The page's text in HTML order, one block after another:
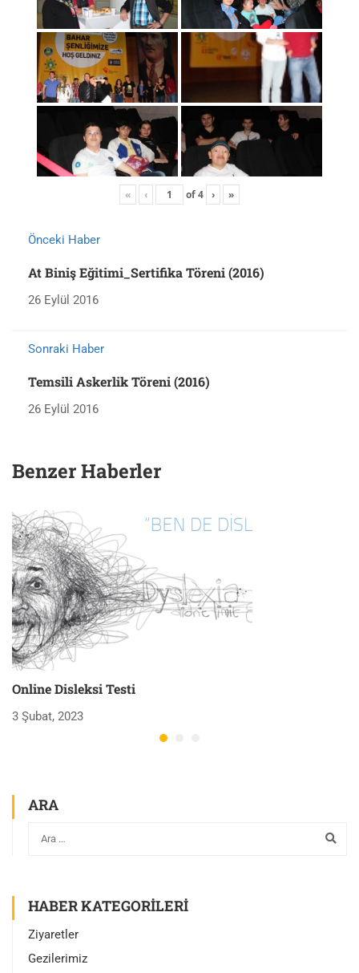
« ‹ of4 › »
Önceki Haber
At Biniş Eğitimi_Sertifika Töreni (2016)
26 Eylül 2016
Sonraki Haber
Temsili Askerlik Töreni (2016)
26 Eylül 2016
Benzer Haberler
Online Disleksi Testi
3 Şubat, 2023
ARA
HABER KATEGORILERI
Ziyaretler
Gezilerimiz